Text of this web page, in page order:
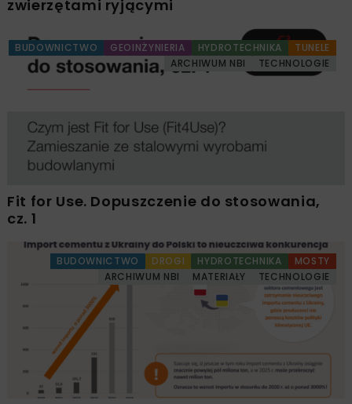
zwierzętami ryjącymi
BUDOWNICTWO GEOINŻYNIERIA HYDROTECHNIKA
TUNELE
ARCHIWUM NBI
TECHNOLOGIE
Fit for Use. Dopuszczenie do stosowania,
cz. 1
BUDOWNICTWO DROGI HYDROTECHNIKA
MOSTY
ARCHIWUM NBI
MATERIAŁY TECHNOLOGIE